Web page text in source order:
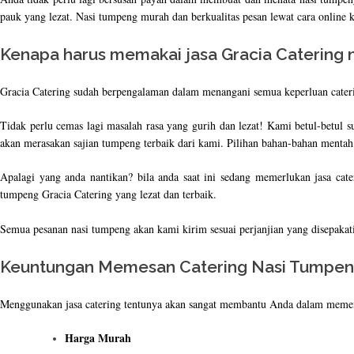
pauk yang lezat. Nasi tumpeng murah dan berkualitas pesan lewat cara
Kenapa harus memakai jasa Gracia Catering
Gracia Catering sudah berpengalaman dalam menangani semua keperluan
Tidak perlu cemas lagi masalah rasa yang gurih dan lezat! Kami betul-betul
akan merasakan sajian tumpeng terbaik dari kami. Pilihan bahan-bahan
Apalagi yang anda nantikan? bila anda saat ini sedang memerlukan jasa
tumpeng Gracia Catering yang lezat dan terbaik.
Semua pesanan nasi tumpeng akan kami kirim sesuai perjanjian yang
Keuntungan Memesan Catering Nasi
Menggunakan jasa catering tentunya akan sangat membantu Anda dalam
Harga Murah